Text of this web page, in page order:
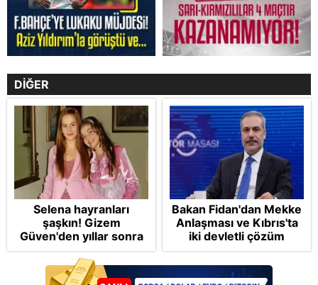
DİĞER
Selena hayranları
şaşkın! Gizem
Güven'den yıllar sonra
gelen Cansu Demirci
itirafı! "Konuşmuyoruz"
Bakan Fidan'dan Mekke
Anlaşması ve Kıbrıs'ta
iki devletli çözüm
mesajı: Bize
saldırmayan hiçbir ülke
hedefimizde değil